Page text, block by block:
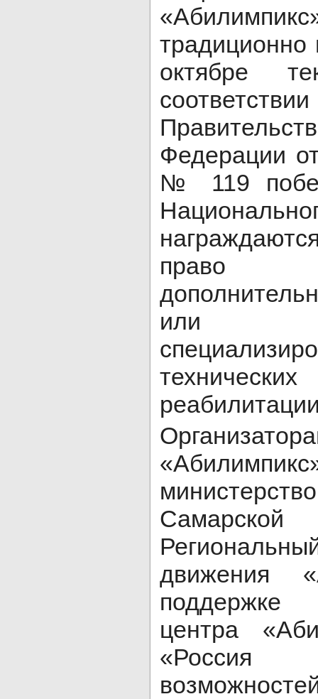
традиционно
октябре
Федерации
№ 119
право
или
движения
центра